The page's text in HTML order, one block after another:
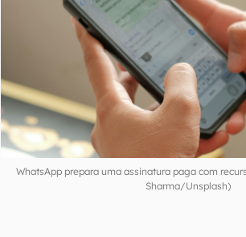
WhatsApp prepara uma assinatura paga com
Sharma/Unsplash)